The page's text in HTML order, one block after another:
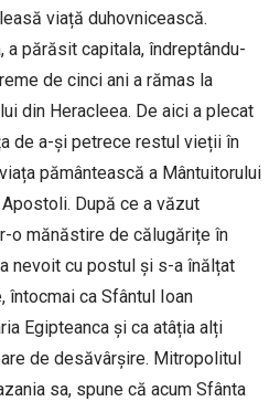
viață duhovnicească.
a părăsit capitala, îndreptându-
de cinci ani a rămas la
din Heracleea. De aici a plecat
de a-și petrece restul vieții în
pământească a Mântuitorului
După ce a văzut
o mănăstire de călugărițe în
nevoit cu postul și s-a înălțat
întocmai ca Sfântul Ioan
Egipteanca și ca atâția alți
de desăvârșire. Mitropolitul
sa, spune că acum Sfânta